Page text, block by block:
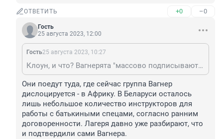
ОТВЕТИТЬ +0 –0
Гость
25 августа 2023, 12:00
Гость25 августа 2023, 10:27
Клоун, и что? Вагнерята "массово подписывают контракты с МО" и естественно поедут на "проблемные" участки линии соприкосновения, это ясно как день без МИ-6 и украинских "телеграмм", мельчаешь, старик.
Они поедут туда, где сейчас группа Вагнер
дислоцируется - в Африку. В Беларуси осталось
лишь небольшое количество инструкторов для
работы с батькиными спецами, согласно ранним
договоренности. Лагеря давно уже разбирают, что
и подтвердили сами Вагнера.